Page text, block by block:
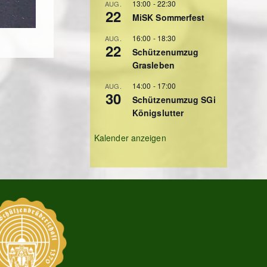
AUG.
22
13:00 -22:30
MiSK Sommerfest
AUG.
22
16:00 - 18:30
Schützenumzug
Grasleben
AUG.
30
14:00 - 17:00
Schützenumzug SGi
Königslutter
Kalender anzeigen